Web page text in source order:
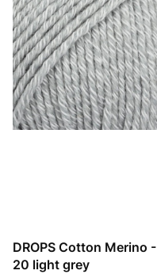
DROPS Cotton Merino -
20 light grey